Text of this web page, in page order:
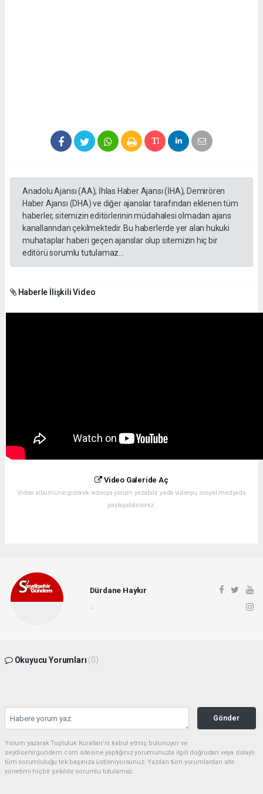
Anadolu Ajansı (AA), İhlas Haber Ajansı (İHA), Demirören
Haber Ajansı (DHA) ve diğer ajanslar tarafından eklenen tüm
haberler, sitemizin editörlerinin müdahalesi olmadan ajans
kanallarından çekilmektedir. Bu haberlerde yer alan hukuki
muhataplar haberi geçen ajanslar olup sitemizin hiç bir
editörü sorumlu tutulamaz...
Haberle İlişkili Video
Video Galeride Aç
Video albümüne giderek videoya yorum yazabilir yada videoyu sosyal medyada
paylaşabilirsiniz.
Dürdane Haykır
-
Okuyucu Yorumları (0)
Gönder
Yorum yazarak Topluluk Kuralları’nı kabul etmiş bulunuyor ve
seydisehirgundem.com sitesine yaptığınız yorumunuzla ilgili doğrudan veya dolaylı
tüm sorumluluğu tek başınıza üstleniyorsunuz. Yazılan tüm yorumlardan site
yönetimi hiçbir şekilde sorumlu tutulamaz.